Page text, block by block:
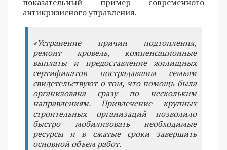
антикризисного управления.
«Устранение причин подтопления,
ремонт кровель, компенсационные
выплаты и предоставление жилищных
сертификатов пострадавшим семьям
свидетельствуют о том, что помощь была
организована сразу по нескольким
направлениям. Привлечение крупных
строительных организаций позволило
быстро мобилизовать необходимые
ресурсы и в сжатые сроки завершить
основной объем работ.